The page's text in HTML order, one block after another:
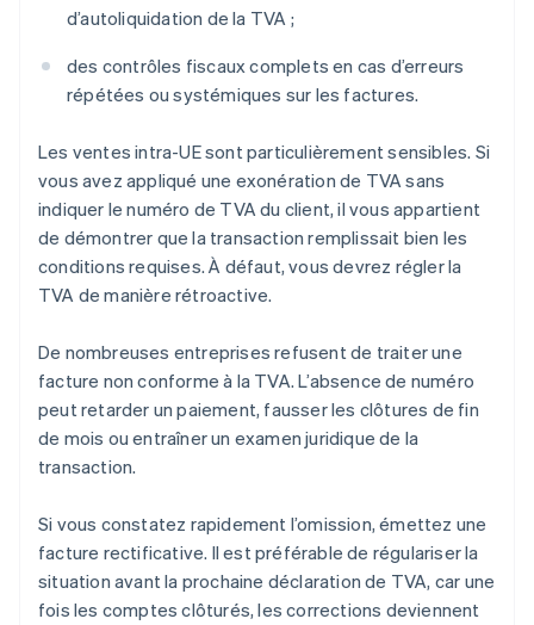
d’autoliquidation de la TVA ;
des contrôles fiscaux complets en cas d’erreurs
répétées ou systémiques sur les factures.
Les ventes intra-UE sont particulièrement sensibles. Si
vous avez appliqué une exonération de TVA sans
indiquer le numéro de TVA du client, il vous appartient
de démontrer que la transaction remplissait bien les
conditions requises. À défaut, vous devrez régler la
TVA de manière rétroactive.
De nombreuses entreprises refusent de traiter une
facture non conforme à la TVA. L’absence de numéro
peut retarder un paiement, fausser les clôtures de fin
de mois ou entraîner un examen juridique de la
transaction.
Si vous constatez rapidement l’omission, émettez une
facture rectificative. Il est préférable de régulariser la
situation avant la prochaine déclaration de TVA, car une
fois les comptes clôturés, les corrections deviennent